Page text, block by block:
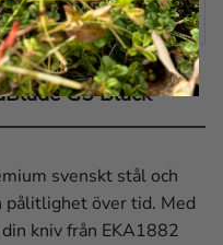
G5 Black
svenskt stål och
pålitlighet över tid. Med
kniv från EKA1882